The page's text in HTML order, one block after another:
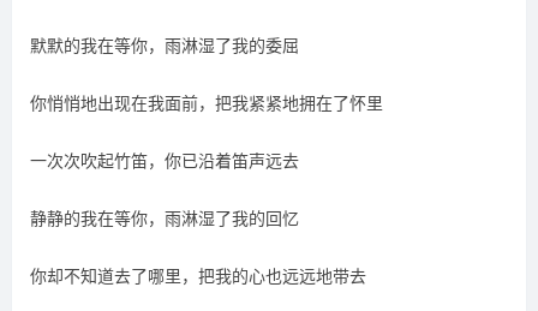
默默的我在等你，雨淋湿了我的委屈
你悄悄地出现在我面前，把我紧紧地拥在了怀里
一次次吹起竹笛，你已沿着笛声远去
静静的我在等你，雨淋湿了我的回忆
你却不知道去了哪里，把我的心也远远地带去